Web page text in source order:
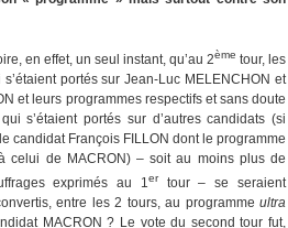
en effet, un seul instant, qu’au 2ème tour, les
portés sur Jean-Luc MELENCHON et
et leurs programmes respectifs et sans doute
s’étaient portés sur d’autres candidats (si
le candidat François FILLON dont le programme
celui de MACRON) – soit au moins plus de
exprimés au 1er
tour – se seraient
entre les 2 tours, au programme ultra
MACRON ? Le vote du second tour fut,